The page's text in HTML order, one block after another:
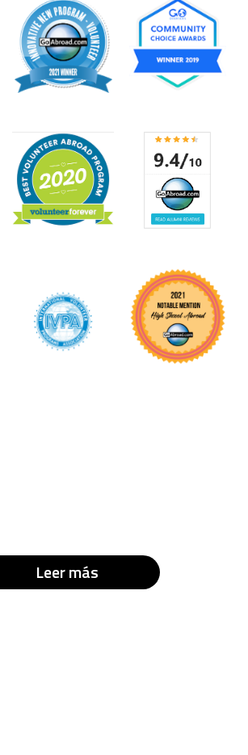
Leer más